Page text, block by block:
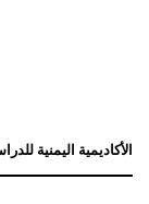
الأكاديمية اليمنية